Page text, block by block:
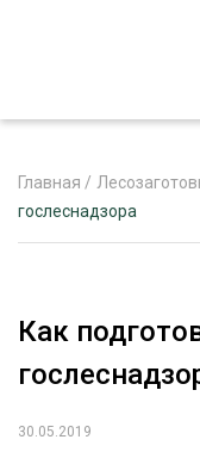
Главная /
гослеснадзора
Как
30.05.2019